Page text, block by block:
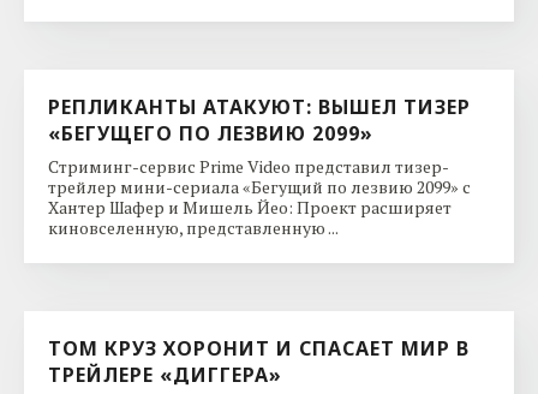
РЕПЛИКАНТЫ АТАКУЮТ: ВЫШЕЛ ТИЗЕР
«БЕГУЩЕГО ПО ЛЕЗВИЮ 2099»
Стриминг-сервис Prime Video представил тизер-
трейлер мини-сериала «Бегущий по лезвию 2099» с
Хантер Шафер и Мишель Йео: Проект расширяет
киновселенную, представленную ...
ТОМ КРУЗ ХОРОНИТ И СПАСАЕТ МИР В
ТРЕЙЛЕРЕ «ДИГГЕРА»